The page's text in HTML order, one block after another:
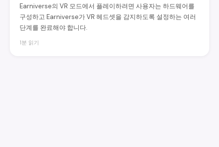
Earniverse의 VR 모드에서 플레이하려면 사용자는 하드웨어를
구성하고 Earniverse가 VR 헤드셋을 감지하도록 설정하는 여러
단계를 완료해야 합니다.
1분 읽기